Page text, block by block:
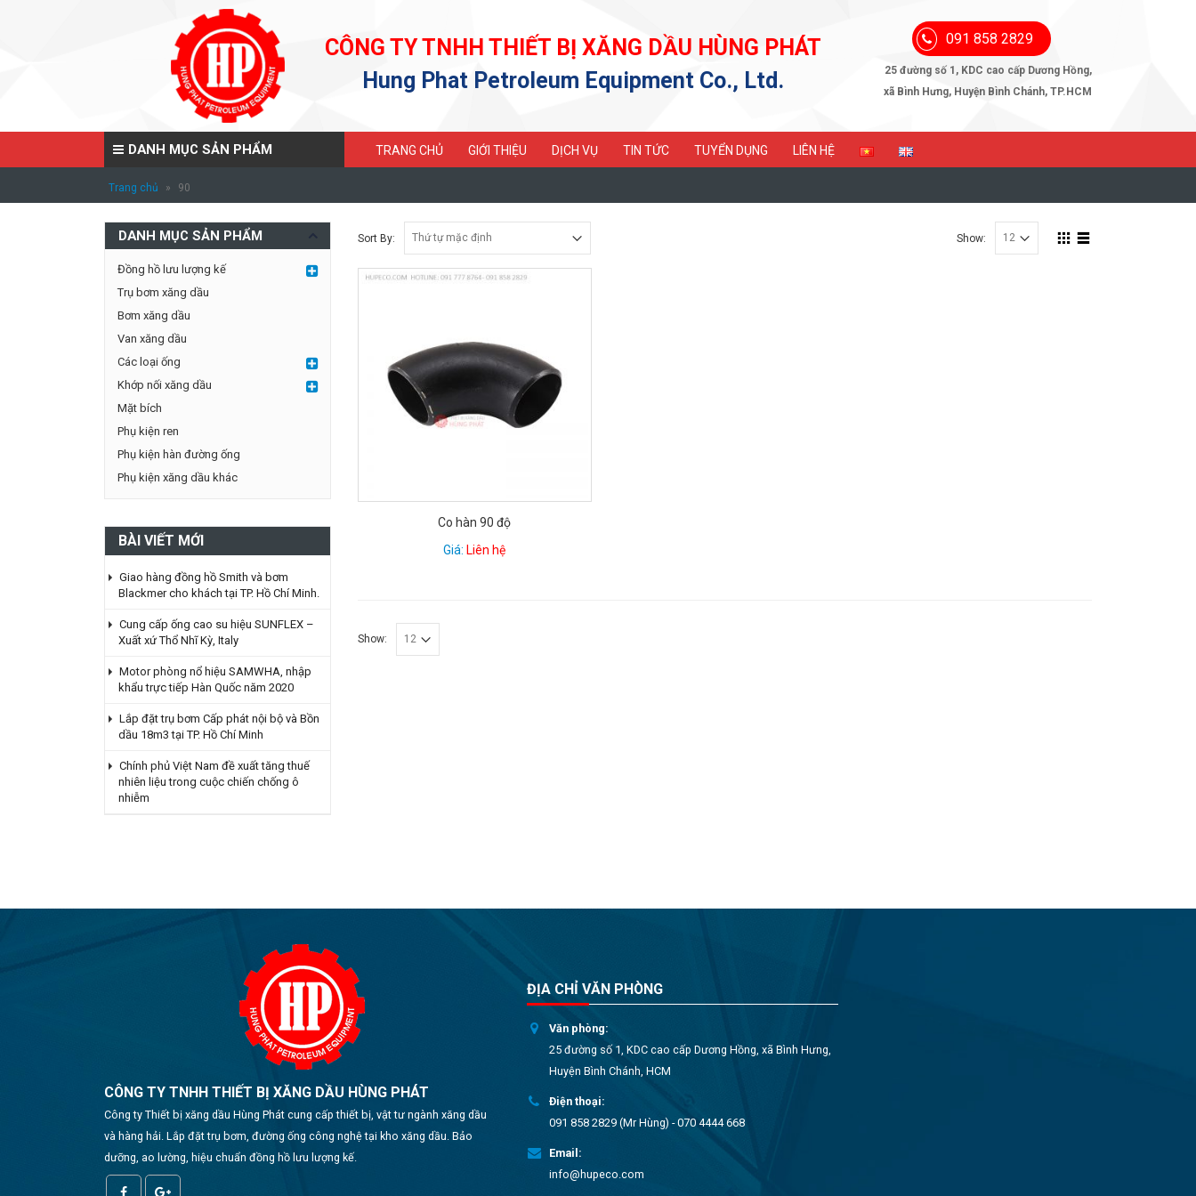
CÔNG TY TNHH THIẾT BỊ XĂNG DẦU HÙNG PHÁT
Hung Phat Petroleum Equipment Co., Ltd.
091 858 2829
25 đường số 1, KDC cao cấp Dương Hồng,
xã Bình Hưng, Huyện Bình Chánh, TP.HCM
TRANG CHỦ GIỚI THIỆU DỊCH VỤ TIN TỨC TUYỂN DỤNG LIÊN HỆ
Trang chủ » 90
DANH MỤC SẢN PHẨM
Sort By: Show:
Co hàn 90 độ
Giá: Liên hệ
Show:
DANH MỤC SẢN PHẨM
Đồng hồ lưu lượng kế
Trụ bơm xăng dầu
Bơm xăng dầu
Van xăng dầu
Các loại ống
Khớp nối xăng dầu
Mặt bích
Phụ kiện ren
Phụ kiện hàn đường ống
Phụ kiện xăng dầu khác
BÀI VIẾT MỚI
Giao hàng đồng hồ Smith và bơm
Blackmer cho khách tại TP. Hồ Chí Minh.
Cung cấp ống cao su hiệu SUNFLEX –
Xuất xứ Thổ Nhĩ Kỳ, Italy
Motor phòng nổ hiệu SAMWHA, nhập
khẩu trực tiếp Hàn Quốc năm 2020
Lắp đặt trụ bơm Cấp phát nội bộ và Bồn
dầu 18m3 tại TP. Hồ Chí Minh
Chính phủ Việt Nam đề xuất tăng thuế
nhiên liệu trong cuộc chiến chống ô
nhiễm
CÔNG TY TNHH THIẾT BỊ XĂNG DẦU HÙNG PHÁT
Công ty Thiết bị xăng dầu Hùng Phát cung cấp thiết bị, vật tư ngành xăng dầu
và hàng hải. Lắp đặt trụ bơm, đường ống công nghệ tại kho xăng dầu. Bảo
dưỡng, ao lường, hiệu chuẩn đồng hồ lưu lượng kế.
ĐỊA CHỈ VĂN PHÒNG
Văn phòng:
25 đường số 1, KDC cao cấp Dương Hồng, xã Bình Hưng,
Huyện Bình Chánh, HCM
Điện thoại:
091 858 2829 (Mr Hùng) - 070 4444 668
Email:
info@hupeco.com